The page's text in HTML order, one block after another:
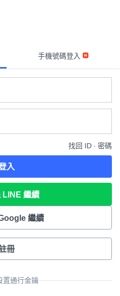
手機號碼登入
找回 ID ∙ 密碼
入
LINE 繼續
繼續
冊
置通行金鑰